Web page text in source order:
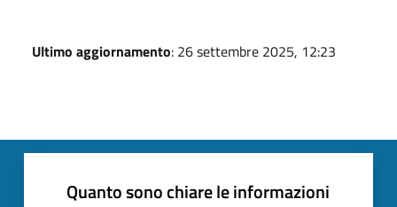
Ultimo aggiornamento: 26 settembre 2025, 12:23
Quanto sono chiare le informazioni